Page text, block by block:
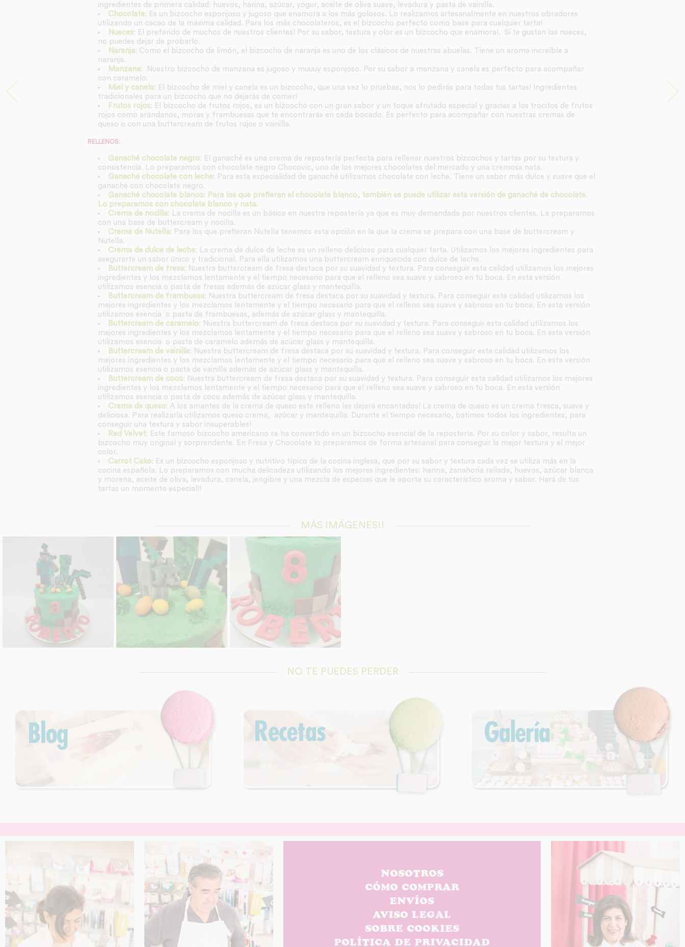
ingredientes de primera calidad: huevos, harina, azúcar, yogur, aceite de oliva suave, levadura y pasta de vainilla.
Chocolate: Es un bizcocho esponjoso y jugoso que enamora a los más golosos. Lo realizamos artesanalmente en nuestros obradores
utilizando un cacao de la máxima calidad. Para los más chocolateros, es el bizcocho perfecto como base para cualquier tarta!
Nueces: El preferido de muchos de nuestros clientes! Por su sabor, textura y olor es un bizcocho que enamora!. Si te gustan las nueces,
no puedes dejar de probarlo.
Naranja: Como el bizcocho de limón, el bizcocho de naranja es uno de los clásicos de nuestras abuelas. Tiene un aroma increíble a
naranja.
Manzana: Nuestro bizcocho de manzana es jugoso y muuuy esponjoso. Por su sabor a manzana y canela es perfecto para acompañar
con caramelo.
Miel y canela: El bizcocho de miel y canela es un bizcocho, que una vez lo pruebas, nos lo pedirás para todas tus tartas! Ingredientes
tradicionales para un bizcocho que no dejarás de comer!
Frutos rojos: El bizcocho de frutos rojos, es un bizcocho con un gran sabor y un toque afrutado especial y gracias a los trocitos de frutos
rojos como arándanos, moras y frambuesas que te encontrarás en cada bocado. Es perfecto para acompañar con nuestras cremas de
queso o con una buttercream de frutos rojos o vainilla.
RELLENOS:
Ganaché chocolate negro: El ganaché es una crema de repostería perfecta para rellenar nuestros bizcochos y tartas por su textura y
consistencia. Lo preparamos con chocolate negro Chocovic, uno de los mejores chocolates del mercado y una cremosa nata.
Ganaché chocolate con leche: Para esta especialidad de ganaché utilizamos chocolate con leche. Tiene un sabor más dulce y suave que el
ganaché con chocolate negro.
Ganaché chocolate blanco: Para los que prefieran el chocolate blanco, también se puede utilizar esta versión de ganaché de chocolate.
Lo preparamos con chocolate blanco y nata.
Crema de nocilla: La crema de nocilla es un básico en nuestra repostería ya que es muy demandada por nuestros clientes. La preparamos
con una base de buttercream y nocilla.
Crema de Nutella: Para los que prefieran Nutella tenemos esta opción en la que la crema se prepara con una base de buttercream y
Nutella.
Crema de dulce de leche: La crema de dulce de leche es un relleno delicioso para cualquier tarta. Utilizamos los mejores ingredientes para
asegurarte un sabor único y tradicional. Para ella utilizamos una buttercream enriquecida con dulce de leche.
Buttercream de fresa: Nuestra buttercream de fresa destaca por su suavidad y textura. Para conseguir esta calidad utilizamos los mejores
ingredientes y los mezclamos lentamente y el tiempo necesario para que el relleno sea suave y sabroso en tu boca. En esta versión
utilizamos esencia o pasta de fresas además de azúcar glass y mantequilla.
Buttercream de frambuesa: Nuestra buttercream de fresa destaca por su suavidad y textura. Para conseguir esta calidad utilizamos los
mejores ingredientes y los mezclamos lentamente y el tiempo necesario para que el relleno sea suave y sabroso en tu boca. En esta versión
utilizamos esencia o pasta de frambuesas, además de azúcar glass y mantequilla.
Buttercream de caramelo: Nuestra buttercream de fresa destaca por su suavidad y textura. Para conseguir esta calidad utilizamos los
mejores ingredientes y los mezclamos lentamente y el tiempo necesario para que el relleno sea suave y sabroso en tu boca. En esta versión
utilizamos esencia o pasta de caramelo además de azúcar glass y mantequilla.
Buttercream de vainilla: Nuestra buttercream de fresa destaca por su suavidad y textura. Para conseguir esta calidad utilizamos los
mejores ingredientes y los mezclamos lentamente y el tiempo necesario para que el relleno sea suave y sabroso en tu boca. En esta versión
utilizamos esencia o pasta de vainilla además de azúcar glass y mantequilla.
Buttercream de coco: Nuestra buttercream de fresa destaca por su suavidad y textura. Para conseguir esta calidad utilizamos los mejores
ingredientes y los mezclamos lentamente y el tiempo necesario para que el relleno sea suave y sabroso en tu boca. En esta versión
utilizamos esencia o pasta de coco además de azúcar glass y mantequilla.
Crema de queso: A los amantes de la crema de queso este relleno les dejará encantados! La crema de queso es un crema fresca, suave y
deliciosa. Para realizarla utilizamos queso crema, azúcar y mantequilla. Durante el tiempo necesario, batimos todos los ingredientes, para
conseguir una textura y sabor insuperables!
Red Velvet: Este famoso bizcocho americano se ha convertido en un bizcocho esencial de la repostería. Por su color y sabor, resulta un
bizcocho muy original y sorprendente. En Fresa y Chocolate lo preparamos de forma artesanal para conseguir la mejor textura y el mejor
color.
Carrot Cake: Es un bizcocho esponjoso y nutritivo típico de la cocina inglesa, que por su sabor y textura cada vez se utiliza más en la
cocina española. Lo preparamos con mucha delicadeza utilizando los mejores ingredientes: harina, zanahoria rallada, huevos, azúcar blanca
y morena, aceite de oliva, levadura, canela, jengibre y una mezcla de especias que le aporta su característico aroma y sabor. Hará de tus
tartas un momento especial!!
MÁS IMÁGENES!!
NO TE PUEDES PERDER
NOSOTROS
CÓMO COMPRAR
ENVÍOS
AVISO LEGAL
SOBRE COOKIES
POLÍTICA DE PRIVACIDAD